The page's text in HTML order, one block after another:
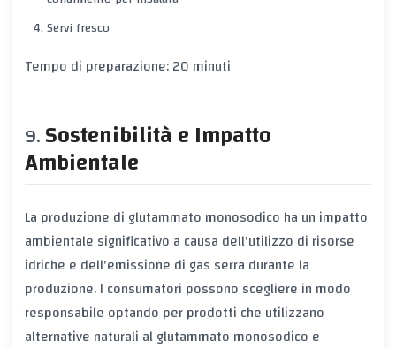
Servi fresco
Tempo di preparazione: 20 minuti
Sostenibilità e Impatto
Ambientale
La produzione di glutammato monosodico ha un impatto
ambientale significativo a causa dell'utilizzo di risorse
idriche e dell'emissione di gas serra durante la
produzione. I consumatori possono scegliere in modo
responsabile optando per prodotti che utilizzano
alternative naturali al glutammato monosodico e